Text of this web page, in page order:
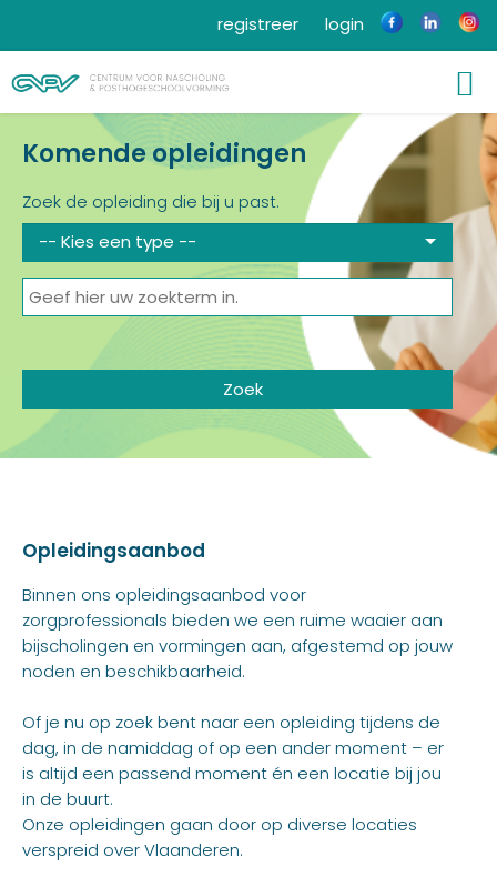
login
registreer
Komende opleidingen
Zoek de opleiding die bij u past.
-- Kies een type --
Opleidingsaanbod
Binnen ons opleidingsaanbod voor
zorgprofessionals bieden we een ruime waaier aan
bijscholingen en vormingen aan, afgestemd op jouw
noden en beschikbaarheid.
Of je nu op zoek bent naar een opleiding tijdens de
dag, in de namiddag of op een ander moment – er
is altijd een passend moment én een locatie bij jou
in de buurt.
Onze opleidingen gaan door op diverse locaties
verspreid over Vlaanderen.